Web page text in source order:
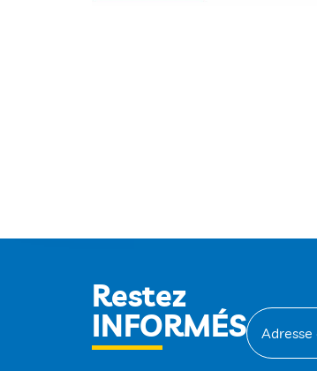
Restez
INFORMÉS